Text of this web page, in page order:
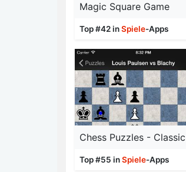
Magic Square Game
Top #42 inSpiele-Apps
Top #55 inSpiele-Apps